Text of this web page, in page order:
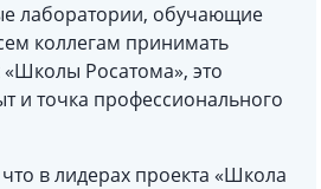
лаборатории, обучающие
коллегам принимать
«Школы Росатома», это
и точка профессионального
в лидерах проекта «Школа